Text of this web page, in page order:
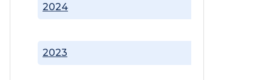
2023
2024